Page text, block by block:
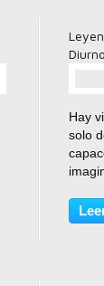
Hay
solo